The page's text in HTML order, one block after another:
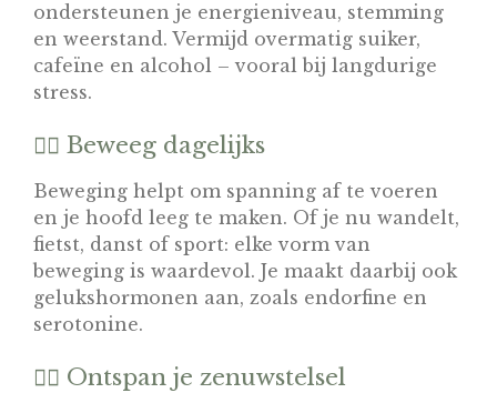
ondersteunen je energieniveau, stemming
en weerstand. Vermijd overmatig suiker,
cafeïne en alcohol – vooral bij langdurige
stress.
🏃‍♂️ Beweeg dagelijks
Beweging helpt om spanning af te voeren
en je hoofd leeg te maken. Of je nu wandelt,
fietst, danst of sport: elke vorm van
beweging is waardevol. Je maakt daarbij ook
gelukshormonen aan, zoals endorfine en
serotonine.
🧘‍♂️ Ontspan je zenuwstelsel